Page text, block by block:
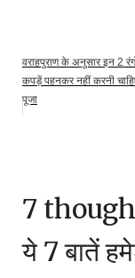
वराहपुराण के अनुसार इन 2
कपड़ें पहनकर नहीं करनी
पूजा
7
ये 7 बातें